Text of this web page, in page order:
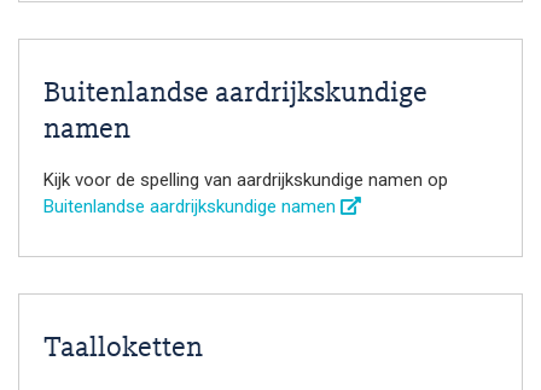
Buitenlandse aardrijkskundige
namen
Kijk voor de spelling van aardrijkskundige namen op
Buitenlandse aardrijkskundige namen
Taalloketten